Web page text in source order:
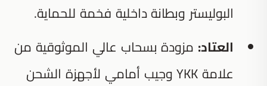
البوليستر وبطانة داخلية فخمة للحماية.
العتاد: مزودة بسحاب عالي الموثوقية من
علامة YKK وجيب أمامي لأجهزة الشحن